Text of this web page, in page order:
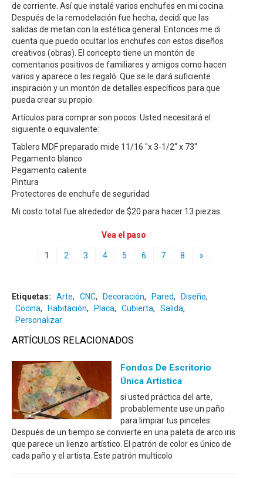
de corriente. Así que instalé varios enchufes en mi cocina.
Después de la remodelación fue hecha, decidí que las
salidas de metan con la estética general. Entonces me di
cuenta que puedo ocultar los enchufes con estos diseños
creativos (obras). El concepto tiene un montón de
comentarios positivos de familiares y amigos como hacen
varios y aparece o les regaló. Que se le dará suficiente
inspiración y un montón de detalles específicos para que
pueda crear su propio.
Artículos para comprar son pocos. Usted necesitará el
siguiente o equivalente:
Tablero MDF preparado mide 11/16 "x 3-1/2" x 73"
Pegamento blanco
Pegamento caliente
Pintura
Protectores de enchufe de seguridad
Mi costo total fue alrededor de $20 para hacer 13 piezas.
Vea el paso
1 2 3 4 5 6 7 8 »
Etiquetas: Arte, CNC, Decoración, Pared, Diseño,
Cocina, Habitación, Placa, Cubierta, Salida,
Personalizar
ARTÍCULOS RELACIONADOS
Fondos De Escritorio
Única Artística
si usted práctica del arte,
probablemente use un paño
para limpiar tus pinceles.
Después de un tiempo se convierte en una paleta de arco iris
que parece un lienzo artístico. El patrón de color es único de
cada paño y el artista. Este patrón multicolo